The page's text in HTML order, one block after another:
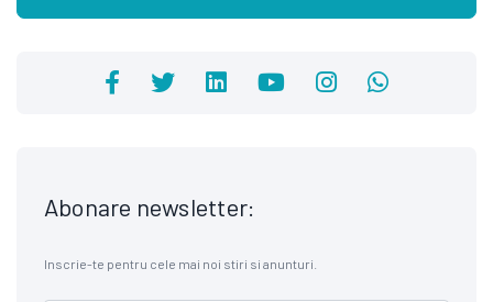
Abonare newsletter:
Inscrie-te pentru cele mai noi stiri si anunturi.